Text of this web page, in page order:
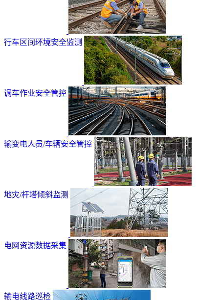
行车区间环境安全监测
调车作业安全管控
输变电人员/车辆安全管控
地灾/杆塔倾斜监测
电网资源数据采集
输电线路巡检